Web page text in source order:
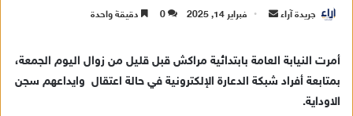
جريدة آراء
ب
فبراير 14, 2025 0 دقيقة واحدة
أمرت النيابة العامة بابتدائية مراكش قبل قليل من زوال اليوم الجمعة،
بمتابعة أفراد شبكة الدعارة الإلكترونية في حالة اعتقال وايداعهم سجن
الاوداية.